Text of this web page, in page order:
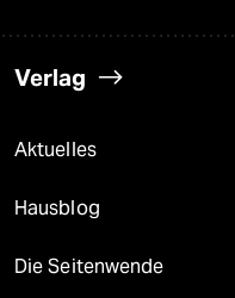
Verlag
Aktuelles
Hausblog
Die Seitenwende